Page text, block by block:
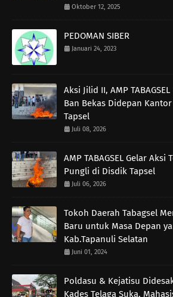
Oktober 12, 2025
PEDOMAN SIBER
Januari 24, 2023
Aksi Jilid II, AMP
Ban Bekas Didepan
Tapsel
Juli 08, 2026
AMP TABAGSEL Gelar Aksi
Pungli di Disdik Tapsel
Juli 06, 2026
Tokoh Daerah Tabagsel
Baru untuk Masa Depan
Kab.Tapanuli Selatan
Juni 01, 2024
Poldasu & Kejatisu
Kades Telaga Suka,